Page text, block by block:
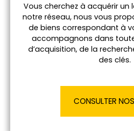
Vous cherchez à acquérir un
notre réseau, nous vous
de biens correspondant à
accompagnons dans
d’acquisition, de la
des clés.
CONSULTER